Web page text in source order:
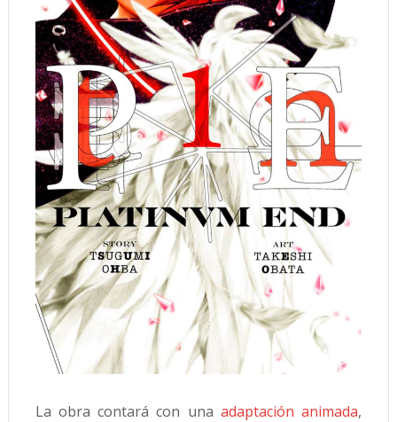
La obra contará con una adaptación animada,